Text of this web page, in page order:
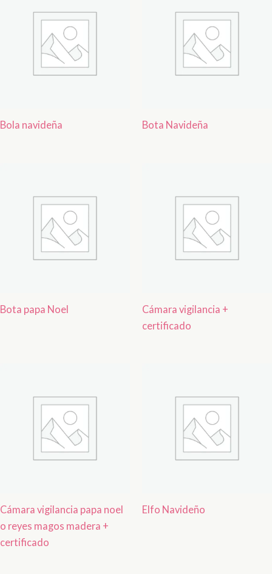
Bola navideña Bota Navideña
Bota papa Noel
Cámara vigilancia +
certificado
Cámara vigilancia papa noel
o reyes magos madera +
certificado
Elfo Navideño